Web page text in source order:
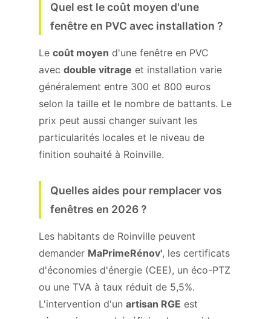
Quel est le coût moyen d'une
fenêtre en PVC avec installation ?
Le coût moyen d'une fenêtre en PVC
avec double vitrage et installation varie
généralement entre 300 et 800 euros
selon la taille et le nombre de battants. Le
prix peut aussi changer suivant les
particularités locales et le niveau de
finition souhaité à Roinville.
Quelles aides pour remplacer vos
fenêtres en 2026 ?
Les habitants de Roinville peuvent
demander MaPrimeRénov', les certificats
d'économies d'énergie (CEE), un éco-PTZ
ou une TVA à taux réduit de 5,5%.
L'intervention d'un artisan RGE est